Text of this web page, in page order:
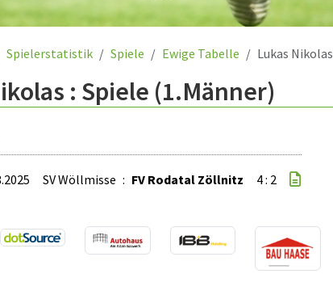
Spielerstatistik Spiele Ewige Tabelle Lukas Nikolas
: Spiele (1.Männer)
SV Wöllmisse : FV Rodatal Zöllnitz 4 : 2